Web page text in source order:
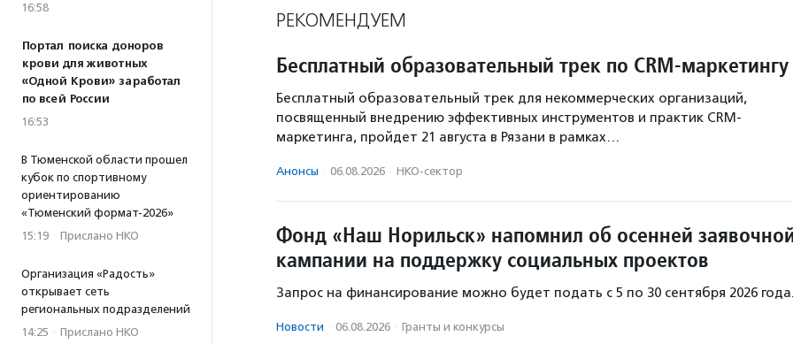
16:58
Портал поиска доноров
крови для животных
«Одной Крови» заработал
по всей России
16:53
В Тюменской области прошел
кубок по спортивному
ориентированию
«Тюменский формат-2026»
15:19 · Прислано НКО
Организация «Радость»
открывает сеть
региональных подразделений
14:25 · Прислано НКО
РЕКОМЕНДУЕМ
Бесплатный образовательный трек по CRM-маркетингу
Бесплатный образовательный трек для некоммерческих организаций,
посвященный внедрению эффективных инструментов и практик CRM-
маркетинга, пройдет 21 августа в Рязани в рамках…
Анонсы · 06.08.2026 · НКО-сектор
Фонд «Наш Норильск» напомнил об осенней
кампании на поддержку социальных проектов
Запрос на финансирование можно будет подать с 5 по 30 сентября 2026
Новости · 06.08.2026 · Гранты и конкурсы